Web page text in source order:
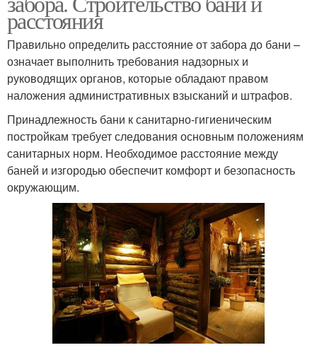
расстояния
Правильно определить расстояние от забора до бани –
означает выполнить требования надзорных и
руководящих органов, которые обладают правом
наложения административных взысканий и штрафов.
Принадлежность бани к санитарно-гигиеническим
постройкам требует следования основным положениям
санитарных норм. Необходимое расстояние между
баней и изгородью обеспечит комфорт и безопасность
окружающим.